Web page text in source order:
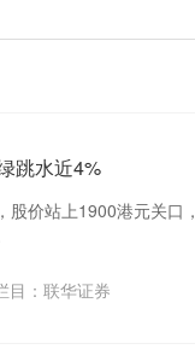
跳水近4%
价站上1900港元关口，
目： 联华证券